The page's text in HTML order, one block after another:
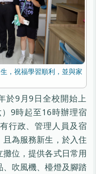
，祝福學習順利，並與家
於9月9日全校開始上
9時起至16時辦理宿
行政、管理人員及宿
為服務新生，於入住
位，提供各式日常用
吹風機、檯燈及腳踏